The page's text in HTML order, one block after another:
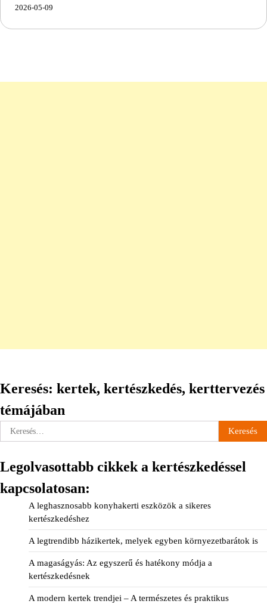
2026-05-09
Keresés: kertek, kertészkedés, kerttervezés
témájában
Keresés:
Legolvasottabb cikkek a kertészkedéssel
kapcsolatosan:
A leghasznosabb konyhakerti eszközök a sikeres
kertészkedéshez
A legtrendibb házikertek, melyek egyben környezetbarátok is
A magaságyás: Az egyszerű és hatékony módja a
kertészkedésnek
A modern kertek trendjei – A természetes és praktikus